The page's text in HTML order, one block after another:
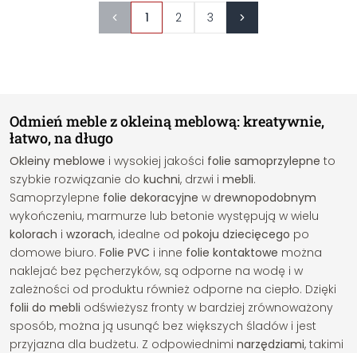
1 2 3
Odmień meble z okleiną meblową: kreatywnie,
łatwo, na długo
Okleiny meblowe i wysokiej jakości folie samoprzylepne to
szybkie rozwiązanie do kuchni, drzwi i mebli.
Samoprzylepne folie dekoracyjne w drewnopodobnym
wykończeniu, marmurze lub betonie występują w wielu
kolorach i wzorach, idealne od pokoju dziecięcego po
domowe biuro. Folie PVC i inne folie kontaktowe można
naklejać bez pęcherzyków, są odporne na wodę i w
zależności od produktu również odporne na ciepło. Dzięki
folii do mebli odświeżysz fronty w bardziej zrównoważony
sposób, można ją usunąć bez większych śladów i jest
przyjazna dla budżetu. Z odpowiednimi narzędziami, takimi